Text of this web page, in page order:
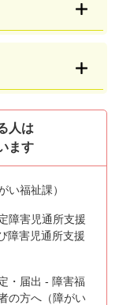
人は
ます
い福祉課）
障害児通所支援
障害児通所支援
・届出 - 障害福
の方へ（障がい